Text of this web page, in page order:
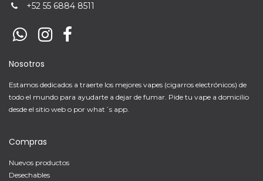
+52 55 6884 8511
Nosotros
Estamos dedicados a traerte los mejores vapes (cigarros electrónicos) de
todo el mundo para ayudarte a dejar de fumar. Pide tu vape a domicilio
desde el sitio web o por what´s app.
Compras
Nuevos productos
Desechables